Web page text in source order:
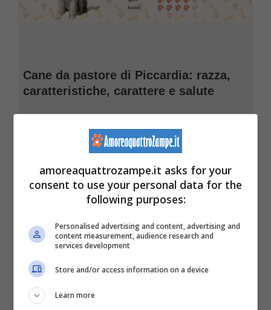
Cane da pastore di Piccardia: razza,
caratteristiche, carattere e salute
Korea Jindo Dog: razza,
amoreaquattrozampe.it asks for your
consent to use your personal data for the
following purposes:
Personalised advertising and content, advertising and
content measurement, audience research and
services development
Store and/or access information on a device
Learn more